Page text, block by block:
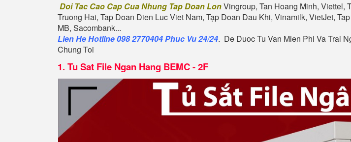
Doi Tac Cao Cap Cua Nhung Tap Doan LonVingroup, Tan Hoang Minh, Viettel,
Truong Hai, Tap Doan Dien Luc Viet Nam, Tạp Doan Dau Khi, Vinamilk, VietJet,
MB, Sacombank...
Lien He Hotline 098 2770404 Phuc Vu 24/24. De Duoc Tu Van Mien Phi Va Trai
Chung Toi
1. Tu Sat File Ngan Hang BEMC - 2F